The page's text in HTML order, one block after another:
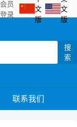
会员
登录
文
版
文
版
搜
索
联系我们